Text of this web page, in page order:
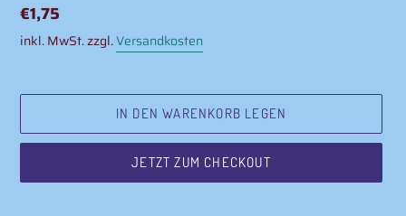
Normaler
Preis
€1,75
inkl. MwSt. zzgl.Versandkosten
IN DEN WARENKORB LEGEN
JETZT ZUM CHECKOUT